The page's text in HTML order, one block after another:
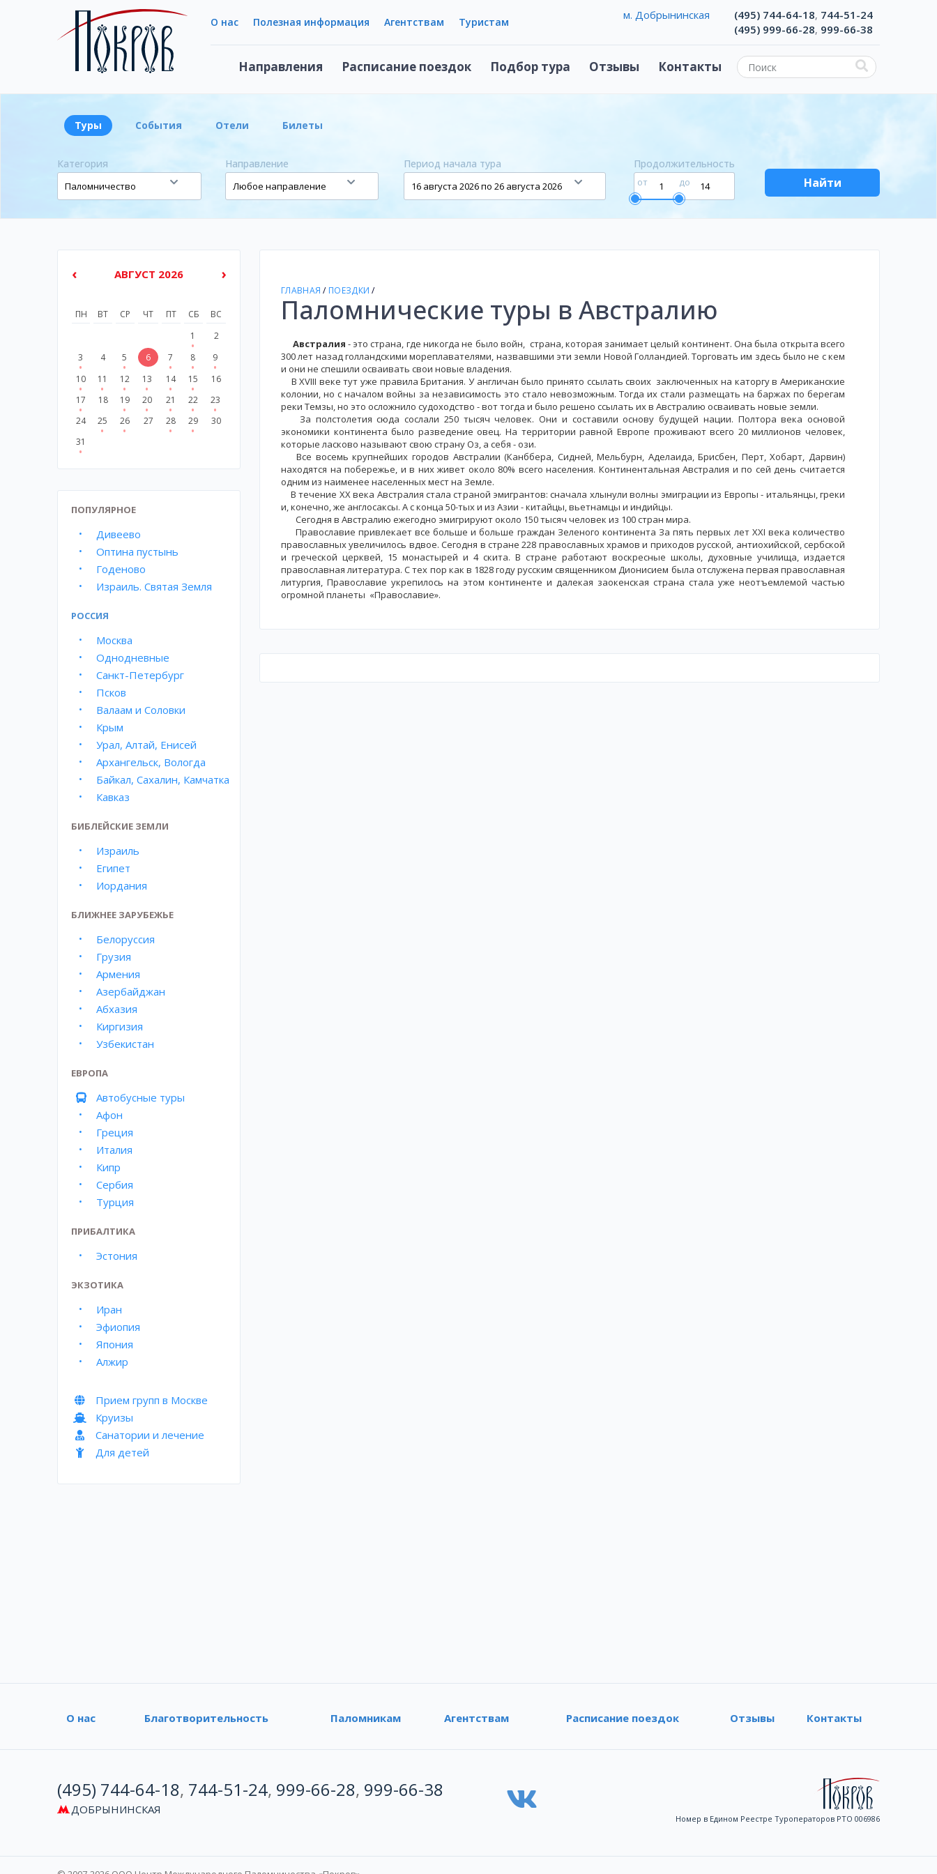
О нас Полезная информация Агентствам Туристам
Направления Расписание поездок Подбор тура Отзывы Контакты
м. Добрынинская (495) 744-64-18, 744-51-24
(495) 999-66-28, 999-66-38
Туры События Отели Билеты
Категория Направление Период начала тура Продолжительность
от до Найти
ГЛАВНАЯ / ПОЕЗДКИ /
Паломнические туры в Австралию
Австралия - это страна, где никогда не было войн, страна, которая занимает целый континент. Она была открыта всего
300 лет назад голландскими мореплавателями, назвавшими эти земли Новой Голландией. Торговать им здесь было не с кем
и они не спешили осваивать свои новые владения.
В XVIII веке тут уже правила Британия. У англичан было принято ссылать своих заключенных на каторгу в Американские
колонии, но с началом войны за независимость это стало невозможным. Тогда их стали размещать на баржах по берегам
реки Темзы, но это осложнило судоходство - вот тогда и было решено ссылать их в Австралию осваивать новые земли.
За полстолетия сюда сослали 250 тысяч человек. Они и составили основу будущей нации. Полтора века основой
экономики континента было разведение овец. На территории равной Европе проживают всего 20 миллионов человек,
которые ласково называют свою страну Оз, а себя - ози.
Все восемь крупнейших городов Австралии (Канббера, Сидней, Мельбурн, Аделаида, Брисбен, Перт, Хобарт, Дарвин)
находятся на побережье, и в них живет около 80% всего населения. Континентальная Австралия и по сей день считается
одним из наименее населенных мест на Земле.
В течение XX века Австралия стала страной эмигрантов: сначала хлынули волны эмиграции из Европы - итальянцы, греки
и, конечно, же англосаксы. А с конца 50-тых и из Азии - китайцы, вьетнамцы и индийцы.
Сегодня в Австралию ежегодно эмигрируют около 150 тысяч человек из 100 стран мира.
Православие привлекает все больше и больше граждан Зеленого континента За пять первых лет XXI века количество
православных увеличилось вдвое. Сегодня в стране 228 православных храмов и приходов русской, антиохийской, сербской
и греческой церквей, 15 монастырей и 4 скита. В стране работают воскресные школы, духовные училища, издается
православная литература. С тех пор как в 1828 году русским священником Дионисием была отслужена первая православная
литургия, Православие укрепилось на этом континенте и далекая заокенская страна стала уже неотъемлемой частью
огромной планеты «Православие».
‹ АВГУСТ 2026 ›
ПН ВТ СР ЧТ ПТ СБ
ВС
1
2
3
4 5 6 7 8
9
10
11 12 13 14 15
16
17
18 19 20 21 22
23
24
25 26 27 28 29
30
31
ПОПУЛЯРНОЕ
Дивеево
Оптина пустынь
Годеново
Израиль. Святая Земля
РОССИЯ
Москва
Однодневные
Санкт-Петербург
Псков
Валаам и Соловки
Крым
Урал, Алтай, Енисей
Архангельск, Вологда
Байкал, Сахалин, Камчатка
Кавказ
БИБЛЕЙСКИЕ ЗЕМЛИ
Израиль
Египет
Иордания
БЛИЖНЕЕ ЗАРУБЕЖЬЕ
Белоруссия
Грузия
Армения
Азербайджан
Абхазия
Киргизия
Узбекистан
ЕВРОПА
Автобусные туры
Афон
Греция
Италия
Кипр
Сербия
Турция
ПРИБАЛТИКА
Эстония
ЭКЗОТИКА
Иран
Эфиопия
Япония
Алжир
Прием групп в Москве
Круизы
Санатории и лечение
Для детей
О нас Благотворительность Паломникам Агентствам Расписание поездок Отзывы Контакты
(495) 744-64-18, 744-51-24, 999-66-28, 999-66-38
ДОБРЫНИНСКАЯ
Номер в Едином Реестре Туроператоров РТО 006986